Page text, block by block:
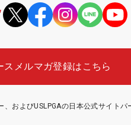
ス メルマガ登録はこちら
およびUSLPGAの日本公式サイトパ